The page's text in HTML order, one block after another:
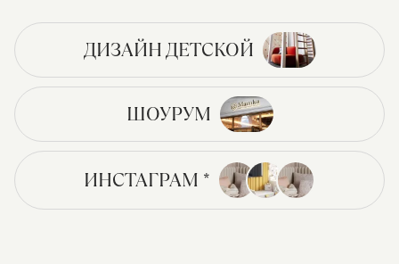
ДИЗАЙН ДЕТСКОЙ
ШОУРУМ
ИНСТАГРАМ *